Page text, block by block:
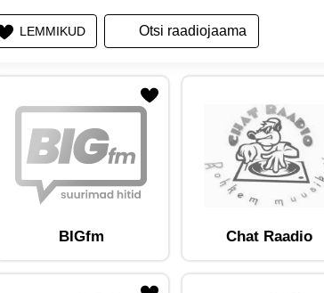
LEMMIKUD
/ peida raadiojaamade nimekirja
Näita raadiojaamu nimekirjana
Näita raadiojaamu ruudustikuna
BIGfm Chat Raadio
raadiojaam lemmikute hulkaLisa raadiojaam
raadiojaam lemmikute hulkaLisa raadiojaam